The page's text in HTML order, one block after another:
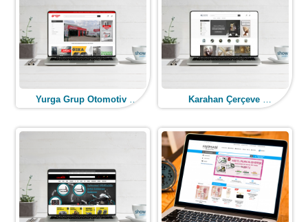
Yurga Grup Otomotiv
(E-Ticaret Web Tasarım)
Karahan Çerçeve
(E-Ticaret Web Tasarım)